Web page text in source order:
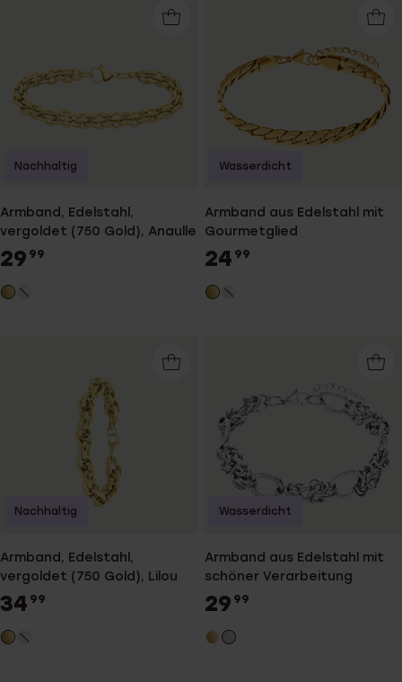
Armband, Edelstahl,
vergoldet (750 Gold), Anaulle
29 99
Nachhaltig
Armband aus Edelstahl mit
Gourmetglied
24 99
Wasserdicht
Armband, Edelstahl,
vergoldet (750 Gold), Lilou
34 99
Nachhaltig
Armband aus Edelstahl mit
schöner Verarbeitung
29 99
Wasserdicht